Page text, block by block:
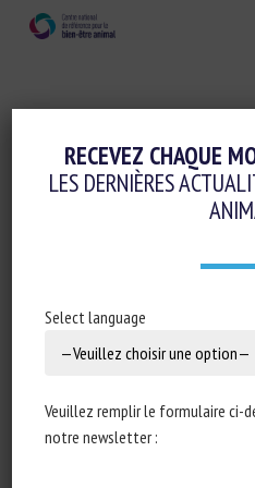
Transport,
TRANSPORT –
30 juin
RECEVEZ CHAQUE
LES DERNIÈRES
Select language
Veuillez remplir le formulaire ci-
notre newsletter :